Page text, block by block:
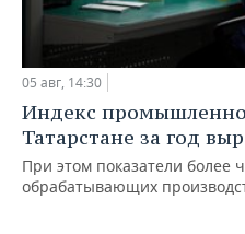
05 авг, 14:30
Индекс
Татарстане за год
При этом показатели более
обрабатывающих